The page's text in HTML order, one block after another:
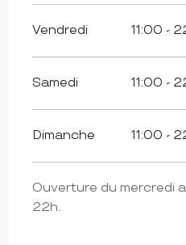
Vendredi 11:00 -
Samedi 11:00 -
Dimanche 11:00 -
Ouverture du mercredi
22h.